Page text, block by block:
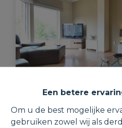
Een betere
Om u de best mogelijke
gebruiken zowel wij als
Verzorgde bel-etage